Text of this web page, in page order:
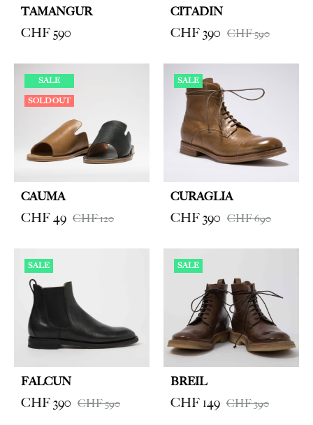
TAMANGUR
CHF 590
CITADIN
CHF390 CHF590
SALE
SOLD OUT
CAUMA
CHF49 CHF120
SALE
CURAGLIA
CHF390 CHF690
SALE
FALCUN
CHF390 CHF590
SALE
BREIL
CHF 149 CHF390